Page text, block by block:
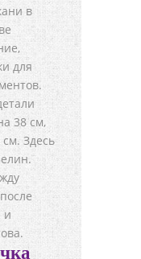
в
для
38 см,
Здесь
и